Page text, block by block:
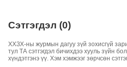
Сэтгэгдэл (0)
ХХЗХ-ны журмын дагуу зүй зохисгүй
тул ТА сэтгэгдэл бичихдээ хууль зүйн
хүндэтгэнэ үү. Хэм хэмжээг зөрчсөн